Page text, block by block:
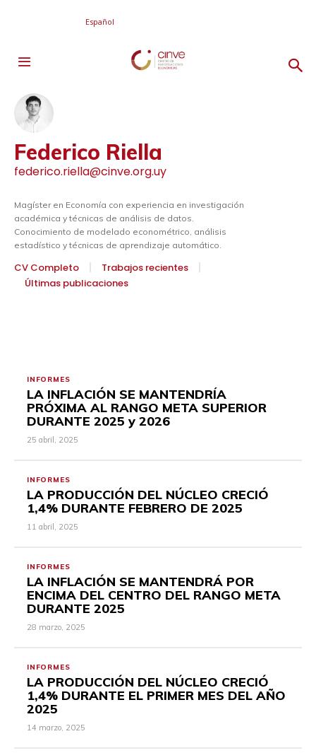
Español
Federico Riella
federico.riella@cinve.org.uy
Magíster en Economía con experiencia en investigación
académica y técnicas de análisis de datos.
Conocimiento de modelado econométrico, análisis
estadístico y técnicas de aprendizaje automático.
CV Completo
Trabajos recientes
Últimas publicaciones
INFORMES
LA INFLACIÓN SE MANTENDRÍA
PRÓXIMA AL RANGO META SUPERIOR
DURANTE 2025 y 2026
25 abril, 2025
INFORMES
LA PRODUCCIÓN DEL NÚCLEO CRECIÓ
1,4% DURANTE FEBRERO DE 2025
11 abril, 2025
INFORMES
LA INFLACIÓN SE MANTENDRÁ POR
ENCIMA DEL CENTRO DEL RANGO META
DURANTE 2025
28 marzo, 2025
INFORMES
LA PRODUCCIÓN DEL NÚCLEO CRECIÓ
1,4% DURANTE EL PRIMER MES DEL AÑO
2025
14 marzo, 2025